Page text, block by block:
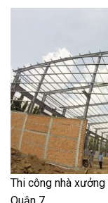
Thi công nhà
Quận 7